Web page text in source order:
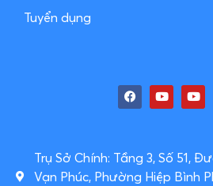
Tuyển dụng
Trụ Sở Chính: Tầng 3, Số 51,
Vạn Phúc, Phường Hiệp Bình